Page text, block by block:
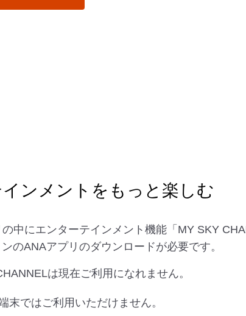
ンメントをもっと楽しむ
中にエンターテインメント機能「MY SKY
のANAアプリのダウンロードが必要です。
は現在ご利用になれません。
末ではご利用いただけません。